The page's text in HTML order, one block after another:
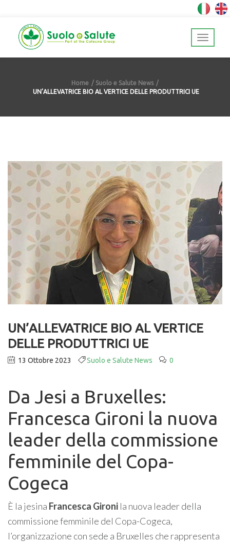
Home
Suolo e Salute News
UN’ALLEVATRICE BIO AL VERTICE DELLE PRODUTTRICI UE
UN’ALLEVATRICE BIO AL VERTICE
DELLE PRODUTTRICI UE
13 Ottobre 2023 Suolo e Salute News 0
Da Jesi a Bruxelles:
Francesca Gironi la nuova
leader della commissione
femminile del Copa-
Cogeca
È la jesina Francesca Gironi la nuova leader della
commissione femminile del Copa-Cogeca,
l’organizzazione con sede a Bruxelles che rappresenta